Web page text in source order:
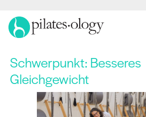
Schwerpunkt:Besseres
Gleichgewicht